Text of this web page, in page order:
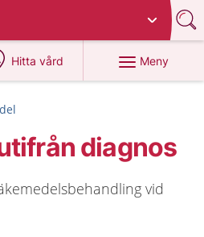
Hitta vård
på 1177.se
Meny
diagnos
vid